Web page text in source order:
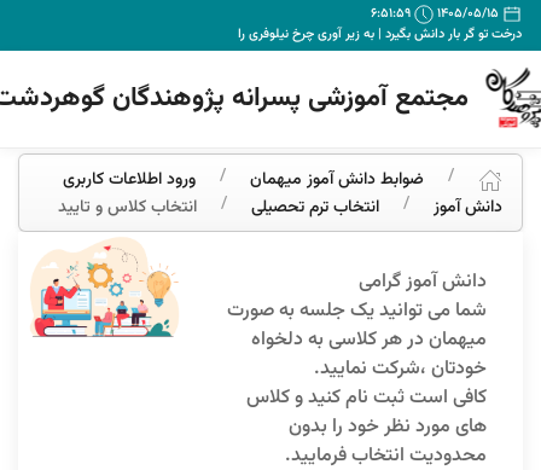
1405/05/15
6:51:59
درخت تو گر بار دانش بگیرد | به زیر آوری چرخ نیلوفری را
مجتمع آموزشی پسرانه پژوهندگان گوهردشت
ضوابط دانش آموز میهمان
ورود اطلاعات کاربری
دانش آموز
انتخاب ترم تحصیلی انتخاب کلاس و تایید
دانش آموز گرامی
شما می توانید یک جلسه به صورت
میهمان در هر کلاسی به دلخواه
خودتان ،شرکت نمایید.
کافی است ثبت نام کنید و کلاس
های مورد نظر خود را بدون
محدودیت انتخاب فرمایید.